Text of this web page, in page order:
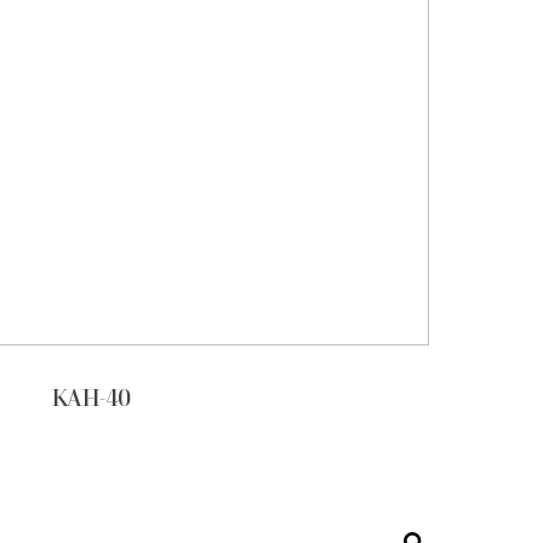
KAH-40